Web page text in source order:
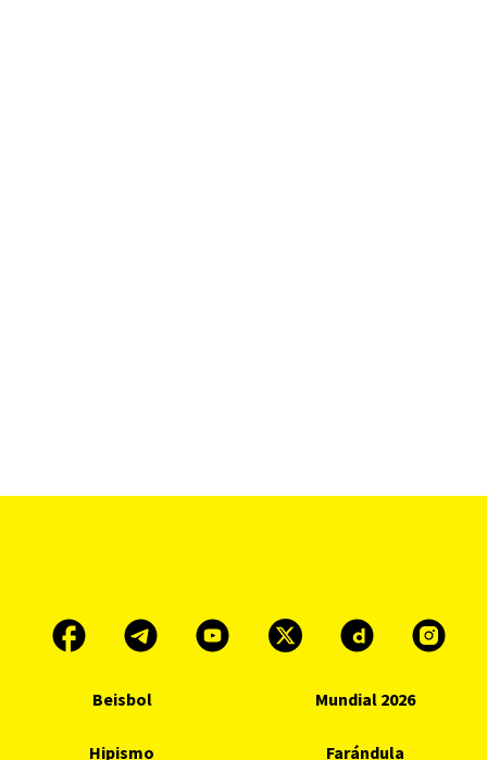
Beisbol Mundial 2026
Hipismo Farándula